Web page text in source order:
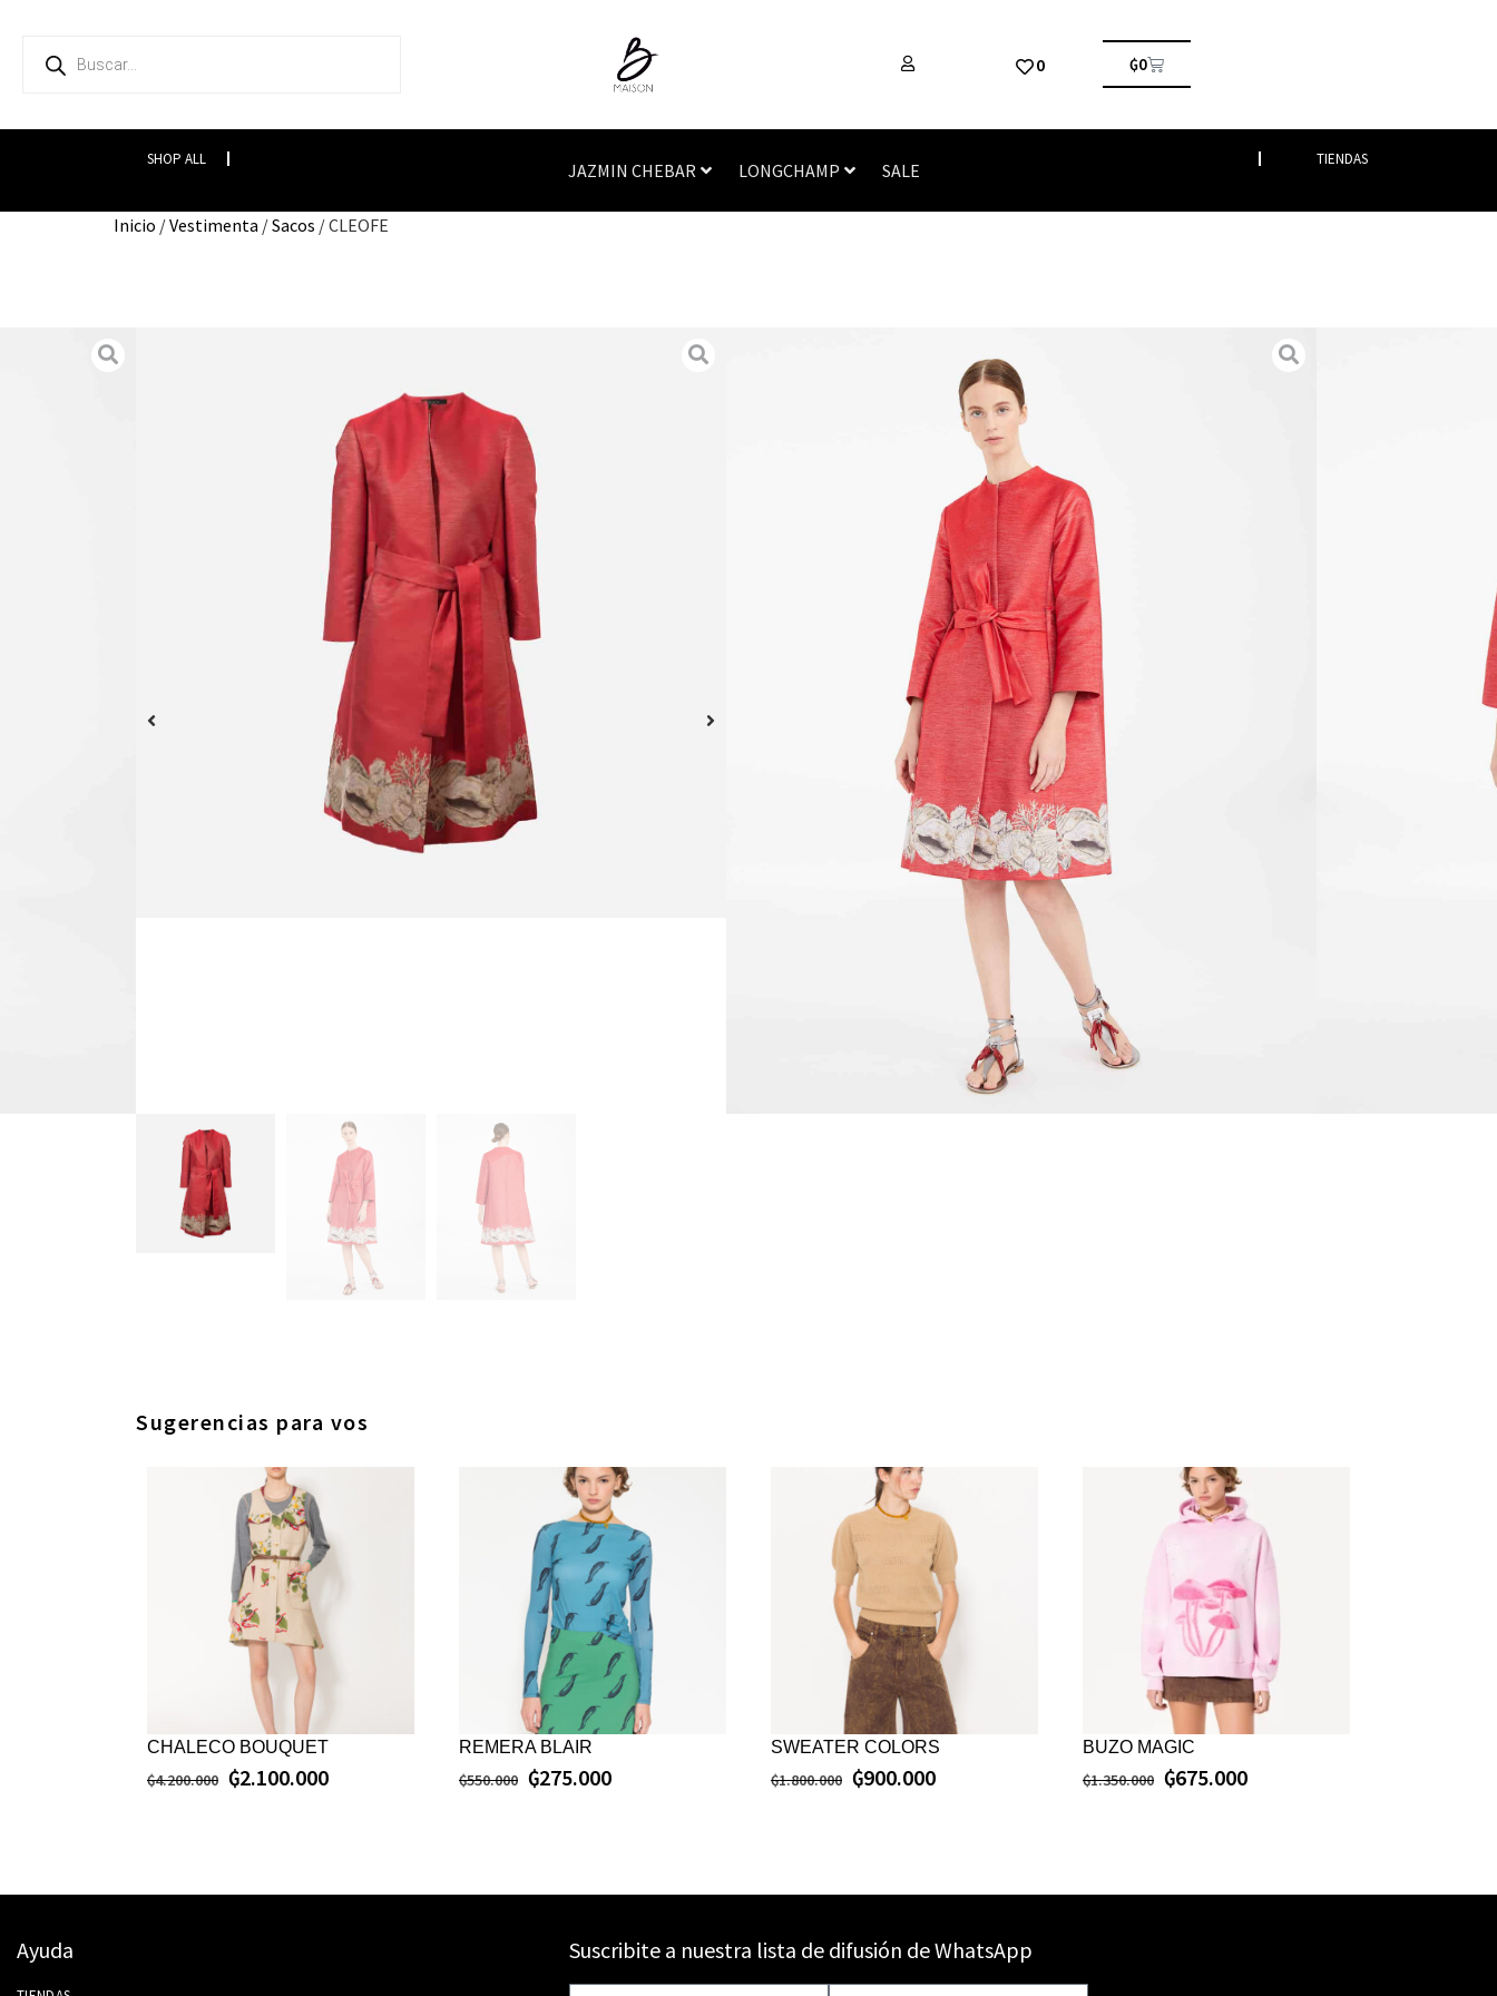
0 ₲0
SHOP ALL
JAZMIN CHEBAR LONGCHAMP SALE
TIENDAS
Inicio /Vestimenta /Sacos / CLEOFE
Vestimenta
Abrigo realizado en gabardina de mezcla de algodón caracterizado por un
peculiar estampado en contraste en la parte inferior. Cinturón de tela
tonal ajustable y desmontable, dos bolsillos abiertos en la parte
Este producto no está disponible porque no quedan existencias.
Añadir al Wishlist
Sugerencias para vos
CHALECO BOUQUET
₲4.200.000 ₲2.100.000
REMERA BLAIR
₲550.000 ₲275.000
SWEATER COLORS
₲1.800.000 ₲900.000
BUZO MAGIC
₲1.350.000 ₲675.000
Ayuda Suscribite a nuestra lista de difusión de WhatsApp